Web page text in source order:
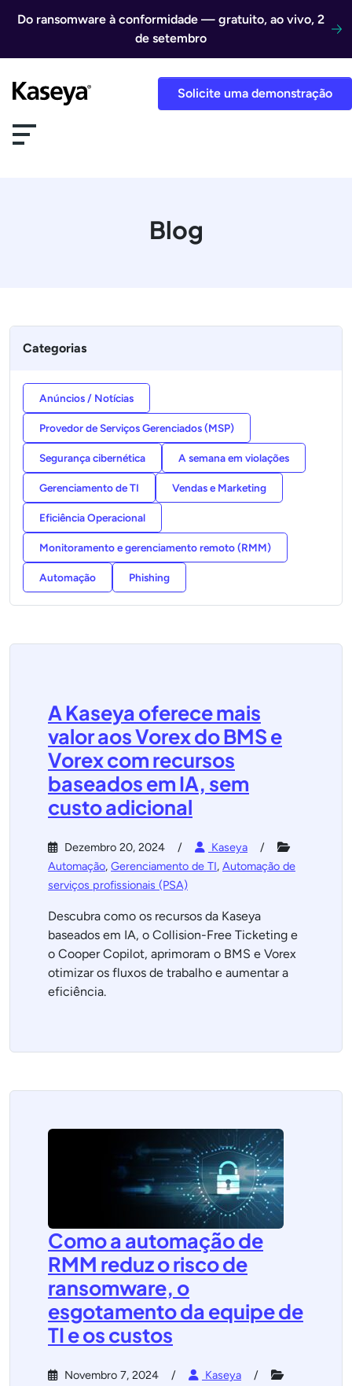
Do ransomware à conformidade — gratuito, ao vivo, 2
de setembro
Solicite uma demonstração
Blog
Categorias
Anúncios / Notícias
Provedor de Serviços Gerenciados (MSP)
Segurança cibernética A semana em violações
Gerenciamento de TI Vendas e Marketing
Eficiência Operacional
Monitoramento e gerenciamento remoto (RMM)
Automação Phishing
A Kaseya oferece mais
valor aos Vorex do BMS e
Vorex com recursos
baseados em IA, sem
custo adicional
Dezembro 20, 2024
Kaseya
Automação, Gerenciamento de TI, Automação de
serviços profissionais (PSA)
Descubra como os recursos da Kaseya
baseados em IA, o Collision-Free Ticketing e
o Cooper Copilot, aprimoram o BMS e Vorex
otimizar os fluxos de trabalho e aumentar a
eficiência.
Como a automação de
RMM reduz o risco de
ransomware, o
esgotamento da equipe de
TI e os custos
Novembro 7, 2024
Kaseya